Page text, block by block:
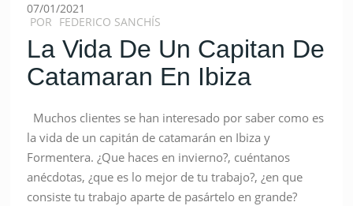
07/01/2021
POR FEDERICO SANCHÍS
La Vida De Un Capitan De
Catamaran En Ibiza
Muchos clientes se han interesado por saber como es
la vida de un capitán de catamarán en Ibiza y
Formentera. ¿Que haces en invierno?, cuéntanos
anécdotas, ¿que es lo mejor de tu trabajo?, ¿en que
consiste tu trabajo aparte de pasártelo en grande?